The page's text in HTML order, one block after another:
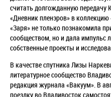
считать долгожданную передачу
«Дневник пленэров» в
«Заря» не только познакомила
сообществом, но и дала
собственные проекты и
В качестве спутника Лизы
литературное сообщество
редакция журнала «Вакуум». В
поездку во Владивосток